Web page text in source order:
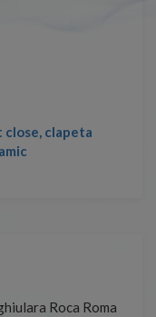
close, clapeta
Roca Roma